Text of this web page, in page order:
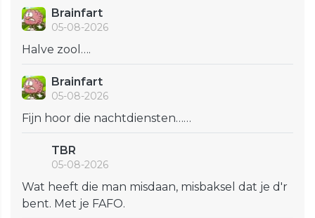
Brainfart
05-08-2026
Halve zool….
Brainfart
05-08-2026
Fijn hoor die nachtdiensten……
TBR
05-08-2026
Wat heeft die man misdaan, misbaksel dat je d'r
bent. Met je FAFO.